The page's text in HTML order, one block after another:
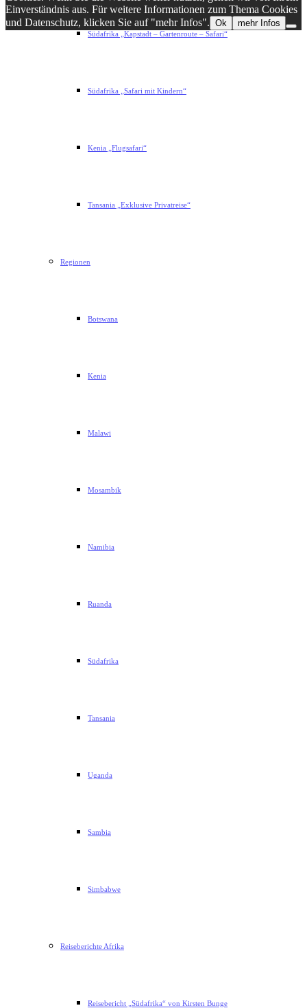
Südafrika „Kapstadt – Gartenroute – Safari“
Südafrika „Safari mit Kindern“
Kenia „Flugsafari“
Tansania „Exklusive Privatreise“
Regionen
Botswana
Kenia
Malawi
Mosambik
Namibia
Ruanda
Südafrika
Tansania
Uganda
Sambia
Simbabwe
Reiseberichte Afrika
Reisebericht „Südafrika“ von Kirsten Bunge
Einverständnis aus. Für weitere Informationen zum Thema Cookies
und Datenschutz, klicken Sie auf "mehr Infos". Ok mehr Infos